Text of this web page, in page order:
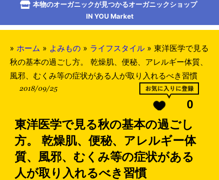
本物のオーガニックが見つかるオーガニックショップ
IN YOU Market
» ホーム » よみもの » ライフスタイル » 東洋医学で見る
秋の基本の過ごし方。 乾燥肌、便秘、アレルギー体質、
風邪、むくみ等の症状がある人が取り入れるべき習慣
2018/09/25
0
東洋医学で見る秋の基本の過ごし
方。 乾燥肌、便秘、アレルギー体
質、風邪、むくみ等の症状がある
人が取り入れるべき習慣